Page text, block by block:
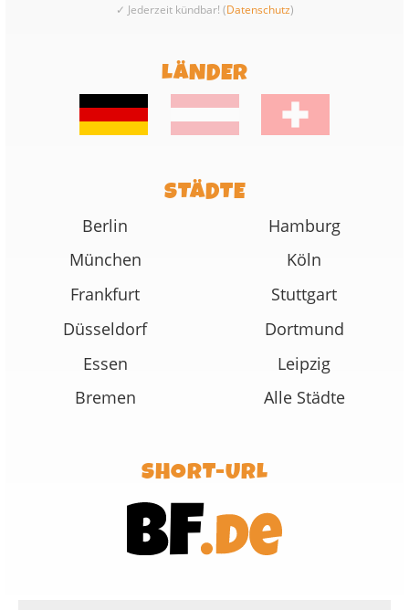
✓ Jederzeit kündbar! (Datenschutz)
LÄNDER
STÄDTE
Berlin
Hamburg
München
Köln
Frankfurt
Stuttgart
Düsseldorf
Dortmund
Essen
Leipzig
Bremen
Alle Städte
SHORT-URL